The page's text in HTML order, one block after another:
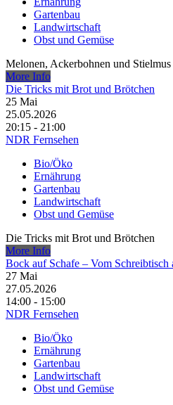
Gartenbau
Landwirtschaft
Obst und Gemüse
Melonen, Ackerbohnen und Stielmus
More Info
Die Tricks mit Brot und Brötchen
25 Mai
25.05.2026
20:15 - 21:00
NDR Fernsehen
Bio/Öko
Ernährung
Gartenbau
Landwirtschaft
Obst und Gemüse
Die Tricks mit Brot und Brötchen
More Info
Bock auf Schafe – Vom Schreibtisch
27 Mai
27.05.2026
14:00 - 15:00
NDR Fernsehen
Bio/Öko
Ernährung
Gartenbau
Landwirtschaft
Obst und Gemüse